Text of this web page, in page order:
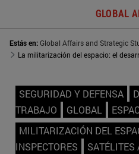
GLOBAL
Estás en:Global Affairs and Strategic
SEGURIDAD Y DEFENSA
TRABAJO
GLOBAL
MILITARIZACIÓN DEL
INSPECTORES
SATÉLITES